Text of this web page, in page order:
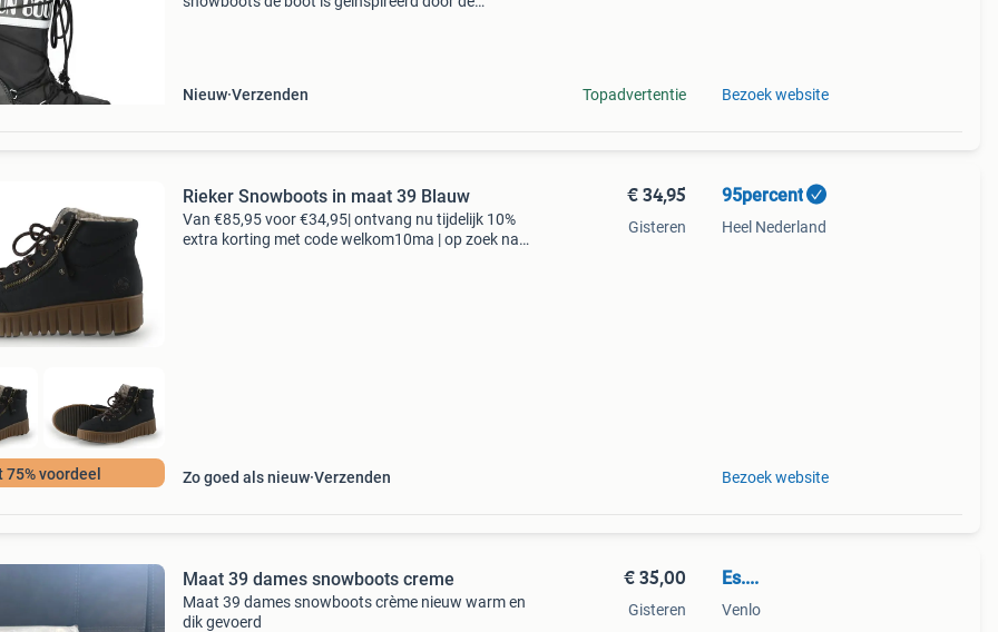
Nieuw Verzenden Topadvertentie Bezoek website
75% voordeel
Rieker Snowboots in maat 39 Blauw
Van €85,95 voor €34,95| ontvang nu tijdelijk 10%
extra korting met code welkom10ma | op zoek naar
Zo goed als nieuw Verzenden
€ 34,95
Gisteren
95percent
Heel Nederland
Bezoek website
Maat 39 dames snowboots creme
Maat 39 dames snowboots crème nieuw warm en
dik gevoerd
€ 35,00
Gisteren
Es....
Venlo